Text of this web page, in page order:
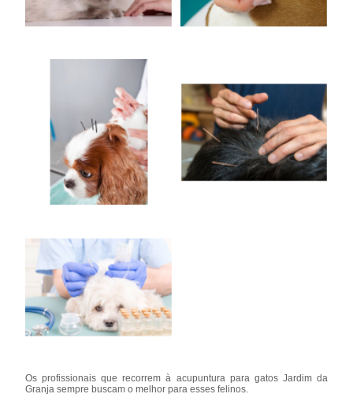
Os profissionais que recorrem à acupuntura para gatos Jardim da
Granja sempre buscam o melhor para esses felinos.